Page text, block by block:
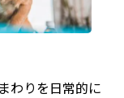
わりを日常的に